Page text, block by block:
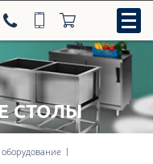
СТОЛЫ